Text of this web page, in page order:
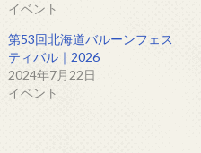
イベント
第53回北海道バルーンフェス
ティバル｜2026
2024年7月22日
イベント